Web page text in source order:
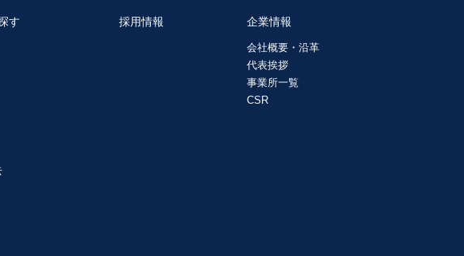
す 採用情報 企業情報
会社概要・沿革
代表挨拶
事業所一覧
CSR